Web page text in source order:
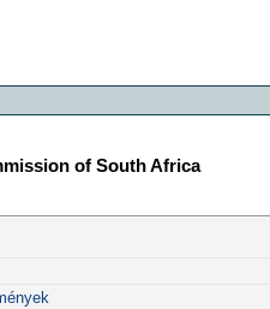
of South Africa